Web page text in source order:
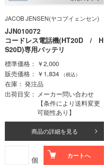
JACOB JENSEN(ヤコブイェンセン)
JJN010072
コードレス電話機(HT20D / H
S20D)専用バッテリ
標準価格
￥2,000
販売価格
￥1,834 （税込）
在庫
発注品
出荷目安
メーカー問い合わせ
【条件により送料変更
可能性あり】
商品の詳細を見る
個 カートへ